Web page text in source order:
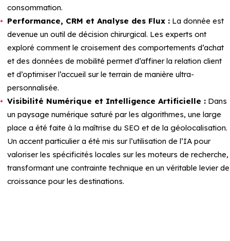
consommation.
Performance, CRM et Analyse des Flux : La donnée est
devenue un outil de décision chirurgical. Les experts ont
exploré comment le croisement des comportements d’achat
et des données de mobilité permet d’affiner la relation client
et d’optimiser l’accueil sur le terrain de manière ultra-
personnalisée.
Visibilité Numérique et Intelligence Artificielle : Dans
un paysage numérique saturé par les algorithmes, une large
place a été faite à la maîtrise du SEO et de la géolocalisation.
Un accent particulier a été mis sur l’utilisation de l’IA pour
valoriser les spécificités locales sur les moteurs de recherche,
transformant une contrainte technique en un véritable levier de
croissance pour les destinations.